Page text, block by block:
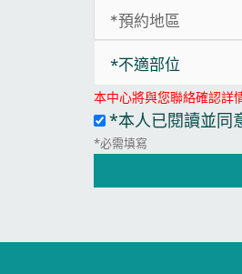
*不適部位
本中心將與您聯絡確認詳
*本人已閱讀並同
*必需填寫